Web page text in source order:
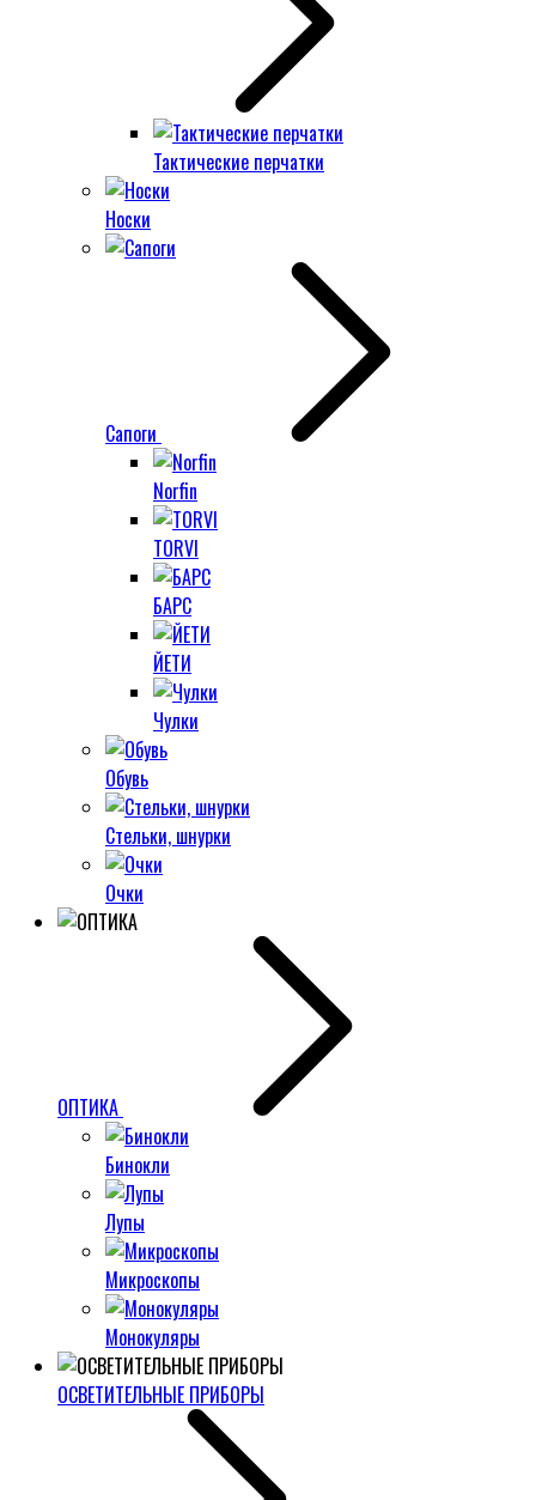
Тактические перчатки
Носки
Сапоги
Norfin
TORVI
БАРС
ЙЕТИ
Чулки
Обувь
Стельки, шнурки
Очки
ОПТИКА
Бинокли
Лупы
Микроскопы
Монокуляры
ОСВЕТИТЕЛЬНЫЕ ПРИБОРЫ